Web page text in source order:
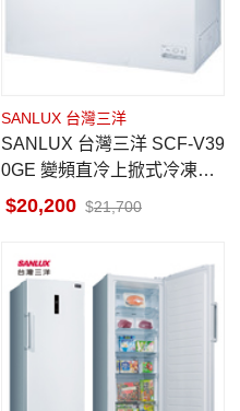
SANLUX 台灣三洋
SANLUX 台灣三洋 SCF-V39
0GE 變頻直冷上掀式冷凍櫃
388公升
20,200 21,700